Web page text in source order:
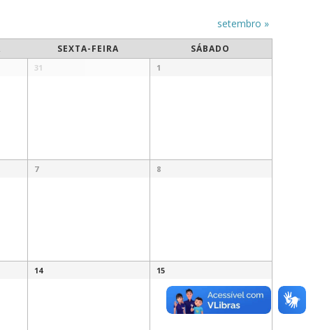
setembro »
SEXTA-FEIRA SÁBADO
31 1
7 8
14 15